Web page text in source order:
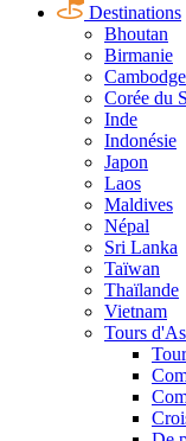
Destinations
Bhoutan
Birmanie
Cambodge
Corée du
Inde
Indonésie
Japon
Laos
Maldives
Népal
Sri Lanka
Taïwan
Thaïlande
Vietnam
Tours